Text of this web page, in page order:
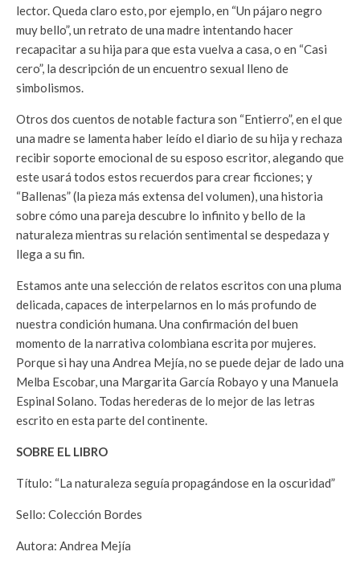
lector. Queda claro esto, por ejemplo, en “Un pájaro negro
muy bello”, un retrato de una madre intentando hacer
recapacitar a su hija para que esta vuelva a casa, o en “Casi
cero”, la descripción de un encuentro sexual lleno de
simbolismos.
Otros dos cuentos de notable factura son “Entierro”, en el que
una madre se lamenta haber leído el diario de su hija y rechaza
recibir soporte emocional de su esposo escritor, alegando que
este usará todos estos recuerdos para crear ficciones; y
“Ballenas” (la pieza más extensa del volumen), una historia
sobre cómo una pareja descubre lo infinito y bello de la
naturaleza mientras su relación sentimental se despedaza y
llega a su fin.
Estamos ante una selección de relatos escritos con una pluma
delicada, capaces de interpelarnos en lo más profundo de
nuestra condición humana. Una confirmación del buen
momento de la narrativa colombiana escrita por mujeres.
Porque si hay una Andrea Mejía, no se puede dejar de lado una
Melba Escobar, una Margarita García Robayo y una Manuela
Espinal Solano. Todas herederas de lo mejor de las letras
escrito en esta parte del continente.
SOBRE EL LIBRO
Título: “La naturaleza seguía propagándose en la oscuridad”
Sello: Colección Bordes
Autora: Andrea Mejía